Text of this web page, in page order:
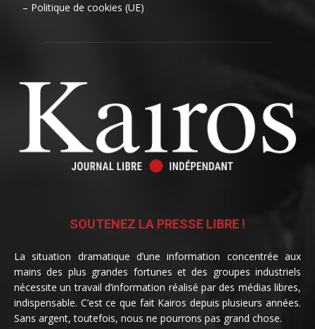
– Politique de cookies (UE)
SOUTENEZ LA PRESSE LIBRE !
La situation dramatique d’une information concentrée aux
mains des plus grandes fortunes et des groupes industriels
nécessite un travail d’information réalisé par des médias libres,
indispensable. C’est ce que fait Kairos depuis plusieurs années.
Sans argent, toutefois, nous ne pourrons pas grand chose.